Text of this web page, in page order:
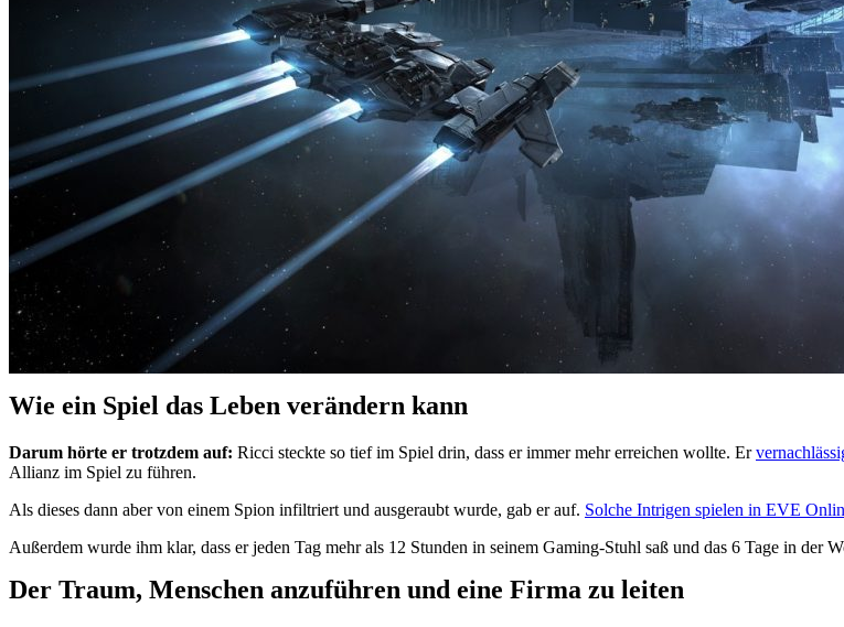
Wie ein Spiel das Leben verändern kann
Darum hörte er trotzdem auf: Ricci steckte so tief im Spiel drin, dass er immer mehr erreichen wollte. Er
Allianz im Spiel zu führen.
Als dieses dann aber von einem Spion infiltriert und ausgeraubt wurde, gab er auf. Solche Intrigen spielen in EVE
Außerdem wurde ihm klar, dass er jeden Tag mehr als 12 Stunden in seinem Gaming-Stuhl saß und das 6 Tage in der
Der Traum, Menschen anzuführen und eine Firma zu leiten